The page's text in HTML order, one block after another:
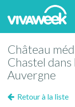
Château
Chastel
Auvergne
Retour à la liste